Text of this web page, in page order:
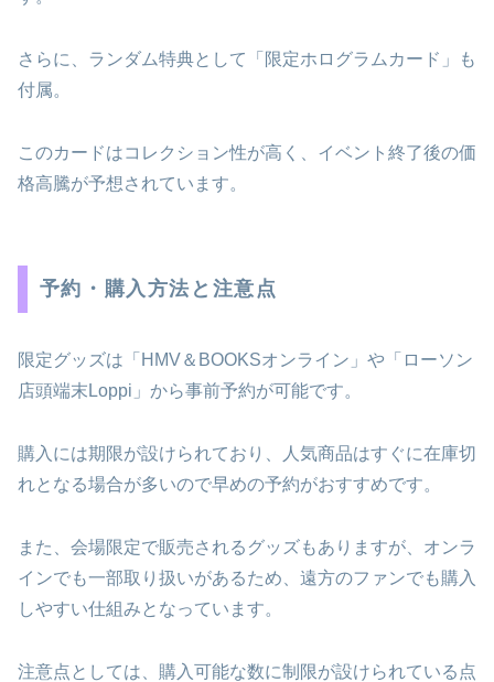
さらに、ランダム特典として「限定ホログラムカード」も
付属。
このカードはコレクション性が高く、イベント終了後の価
格高騰が予想されています。
予約・購入方法と注意点
限定グッズは「HMV＆BOOKSオンライン」や「ローソン
店頭端末Loppi」から事前予約が可能です。
購入には期限が設けられており、人気商品はすぐに在庫切
れとなる場合が多いので早めの予約がおすすめです。
また、会場限定で販売されるグッズもありますが、オンラ
インでも一部取り扱いがあるため、遠方のファンでも購入
しやすい仕組みとなっています。
注意点としては、購入可能な数に制限が設けられている点